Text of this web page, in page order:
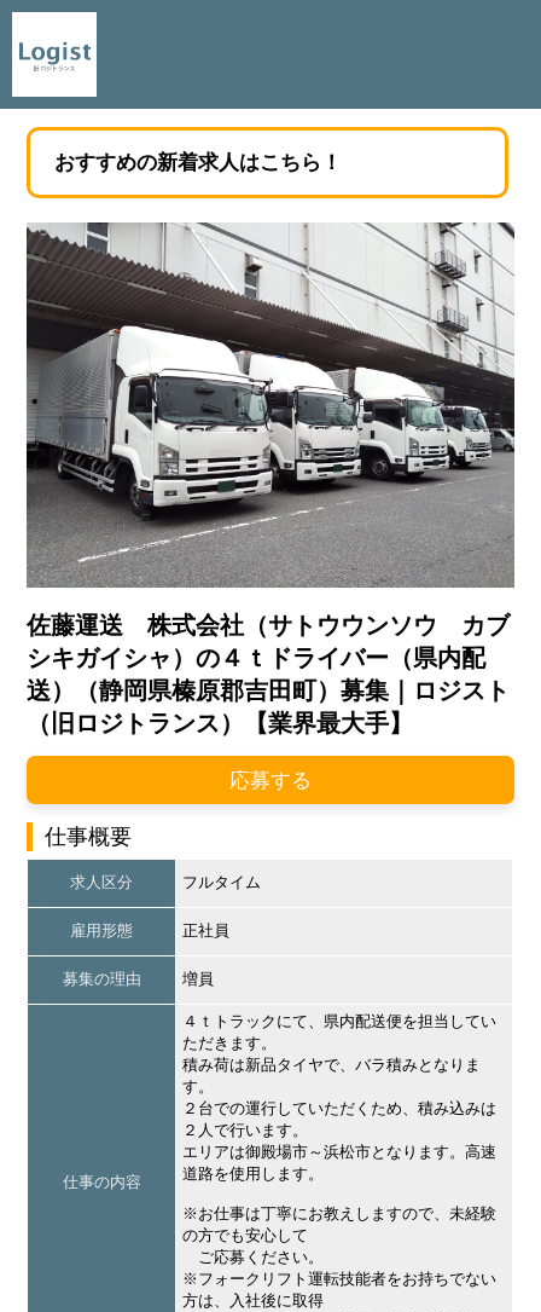
おすすめの新着求人はこちら！
佐藤運送 株式会社（サトウウンソウ カブ
シキガイシャ）の４ｔドライバー（県内配
送）（静岡県榛原郡吉田町）募集｜ロジスト
（旧ロジトランス）【業界最大手】
応募する
仕事概要
求人区分 フルタイム
雇用形態 正社員
募集の理由 増員
仕事の内容
４ｔトラックにて、県内配送便を担当してい
ただきます。
積み荷は新品タイヤで、バラ積みとなりま
す。
２台での運行していただくため、積み込みは
２人で行います。
エリアは御殿場市～浜松市となります。高速
道路を使用します。
※お仕事は丁寧にお教えしますので、未経験
の方でも安心して
ご応募ください。
※フォークリフト運転技能者をお持ちでない
方は、入社後に取得